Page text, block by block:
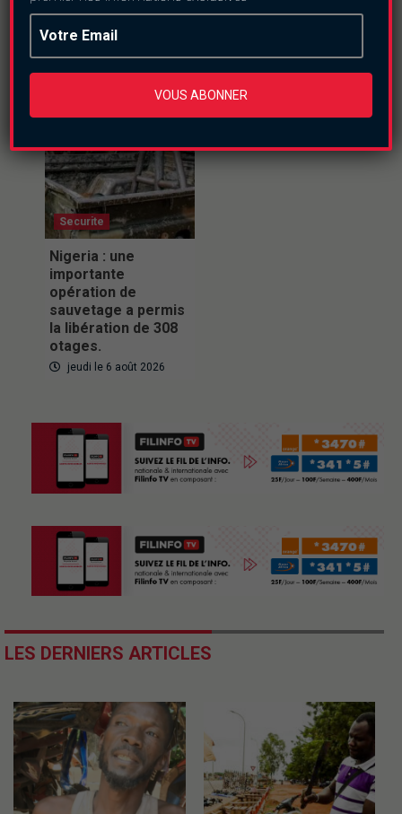
samedi le 8 août 2026
Securite
Nigeria : une
importante
opération de
sauvetage a permis
la libération de 308
otages.
jeudi le 6 août 2026
LES DERNIERS ARTICLES
VOUS ABONNER